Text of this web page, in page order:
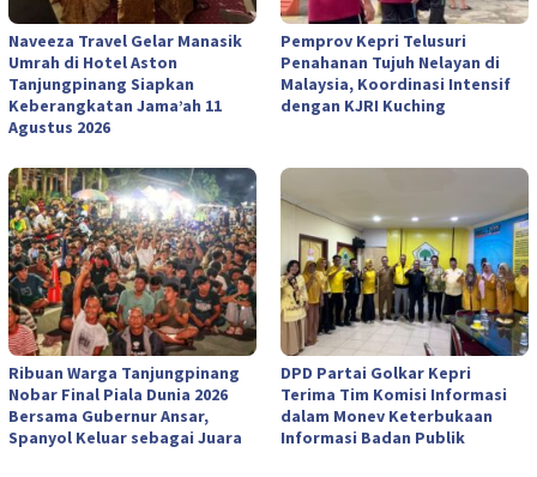
Naveeza Travel Gelar Manasik
Umrah di Hotel Aston
Tanjungpinang Siapkan
Keberangkatan Jama’ah 11
Agustus 2026
Pemprov Kepri Telusuri
Penahanan Tujuh Nelayan di
Malaysia, Koordinasi Intensif
dengan KJRI Kuching
Ribuan Warga Tanjungpinang
Nobar Final Piala Dunia 2026
Bersama Gubernur Ansar,
Spanyol Keluar sebagai Juara
DPD Partai Golkar Kepri
Terima Tim Komisi Informasi
dalam Monev Keterbukaan
Informasi Badan Publik